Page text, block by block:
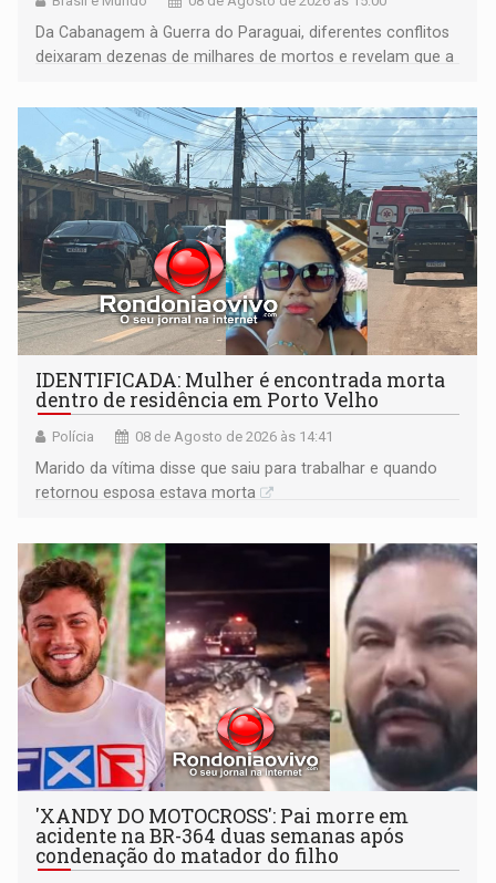
Da Cabanagem à Guerra do Paraguai, diferentes conflitos
deixaram dezenas de milhares de mortos e revelam que a
territoriais e sociais
IDENTIFICADA: Mulher é encontrada morta
dentro de residência em Porto Velho
Polícia 08 de Agosto de 2026 às 14:41
Marido da vítima disse que saiu para trabalhar e quando
retornou esposa estava morta
'XANDY DO MOTOCROSS': Pai morre em
acidente na BR-364 duas semanas após
condenação do matador do filho